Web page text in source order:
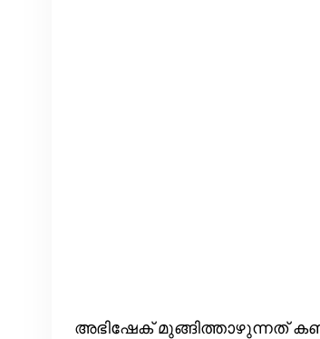
അഭിഷേക് മുങ്ങിത്താഴുന്നത്